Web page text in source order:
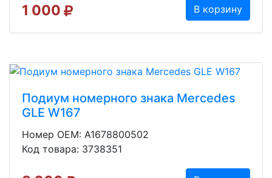
1 000 В корзину
Подиум номерного знака Mercedes
GLE W167
Номер OEM: A1678800502
Код товара: 3738351